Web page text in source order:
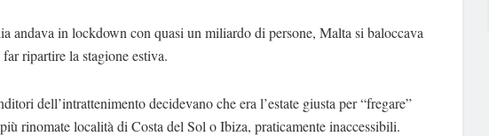
andava in lockdown con quasi un miliardo di persone, Malta si baloccava
ripartire la stagione estiva.
dell’intrattenimento decidevano che era l’estate giusta per “fregare”
rinomate località di Costa del Sol o Ibiza, praticamente inaccessibili.